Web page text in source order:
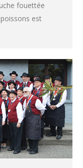
fouettée
est